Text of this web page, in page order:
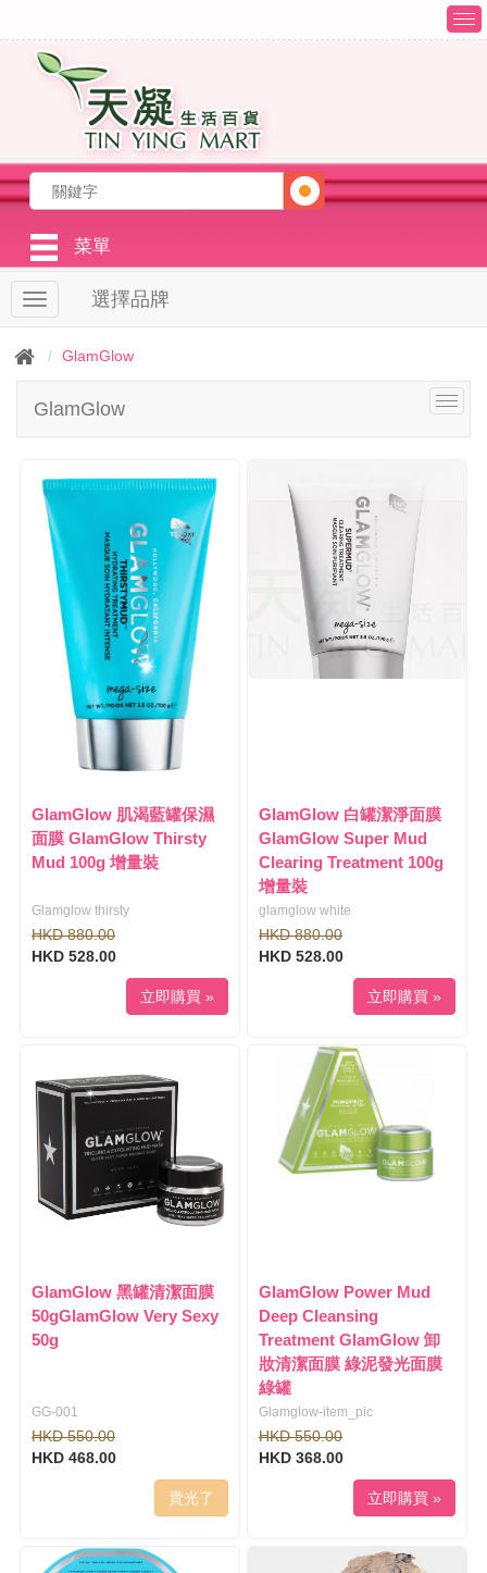
T
o
v
o
菜單
T
o
g
g
選擇品牌
GlamGlow
T
GlamGlow
GlamGlow 肌渴藍罐保濕
面膜 GlamGlow Thirsty
Mud 100g 增量裝
Glamglow thirsty
HKD 880.00
HKD 528.00
立即購買 »
GlamGlow 白罐潔淨面膜
GlamGlow Super Mud
Clearing Treatment 100g
增量裝
glamglow white
HKD 880.00
HKD 528.00
立即購買 »
GlamGlow 黑罐清潔面膜
50gGlamGlow Very Sexy
50g
GG-001
HKD 550.00
HKD 468.00
賣光了
GlamGlow Power Mud
Deep Cleansing
Treatment GlamGlow 卸
妝清潔面膜 綠泥發光面膜
綠罐
Glamglow-item_pic
HKD 550.00
HKD 368.00
立即購買 »